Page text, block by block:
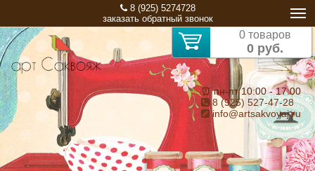
8 (925) 5274728
заказать обратный звонок
0 товаров
0 руб.
⏰ пн-пт 10:00 - 17:00
8 (925) 527-47-28
info@artsakvoyaj.ru